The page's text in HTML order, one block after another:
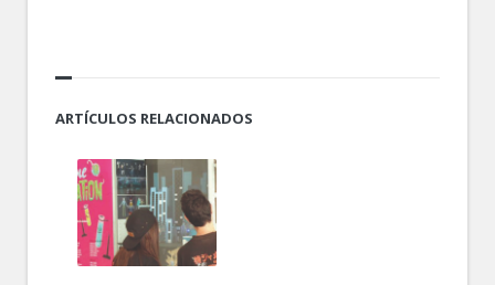
ARTÍCULOS RELACIONADOS